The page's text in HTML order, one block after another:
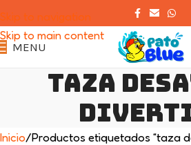
Skip to navigation
Skip to main content
MENU
taza
Inicio Productos etiquetados “taza